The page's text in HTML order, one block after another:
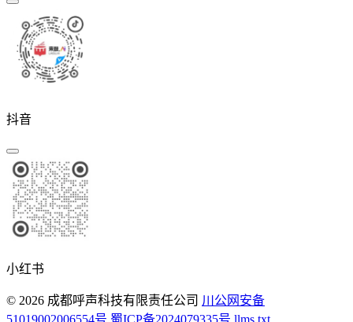
抖音
小红书
© 2026 成都呼声科技有限责任公司 川公网安备